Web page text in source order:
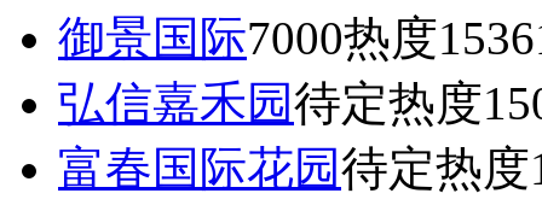
御景国际7000热度
弘信嘉禾园待定热度
富春国际花园待定热度